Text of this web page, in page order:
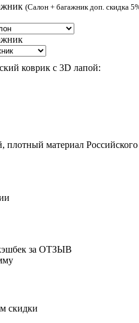
(Салон + багажник доп. скидка
коврик с 3D лапой:
плотный материал Российского
за ОТЗЫВ
скидки